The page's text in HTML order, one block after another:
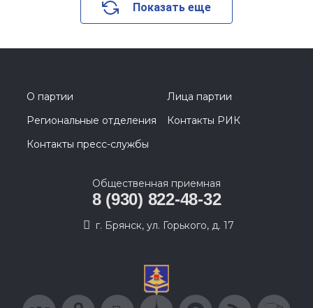
Показать еще
О партии
Лица партии
Региональные отделения
Контакты РИК
Контакты пресс-службы
Общественная приемная
8 (930) 822-48-32
г. Брянск, ул. Горького, д. 17